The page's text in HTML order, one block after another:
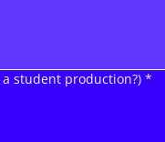
student production?) *